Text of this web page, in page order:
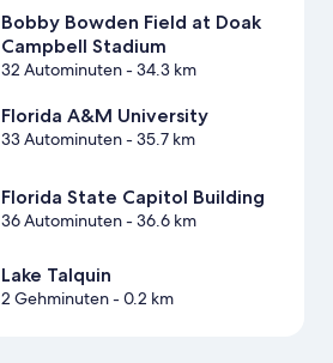
Bobby Bowden Field at Doak
Campbell Stadium
32 Autominuten- 34.3 km
Florida A&M University
33 Autominuten- 35.7 km
Florida State Capitol Building
36 Autominuten- 36.6 km
Lake Talquin
2 Gehminuten- 0.2 km